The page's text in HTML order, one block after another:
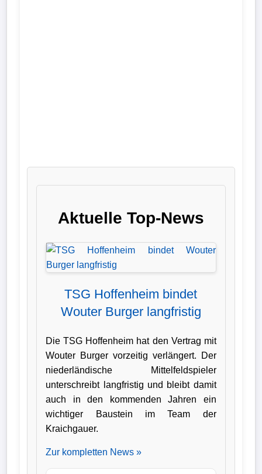
Nationalmannschaft
Vereinsnews
Verletzungspech
Frauenfußball
Sportnews
eSports
Aktuelle Top-News
TSG Hoffenheim bindet
Wouter Burger langfristig
Die TSG Hoffenheim hat den Vertrag mit
Wouter Burger vorzeitig verlängert. Der
niederländische Mittelfeldspieler
unterschreibt langfristig und bleibt damit
auch in den kommenden Jahren ein
wichtiger Baustein im Team der
Kraichgauer.
Zur kompletten News »